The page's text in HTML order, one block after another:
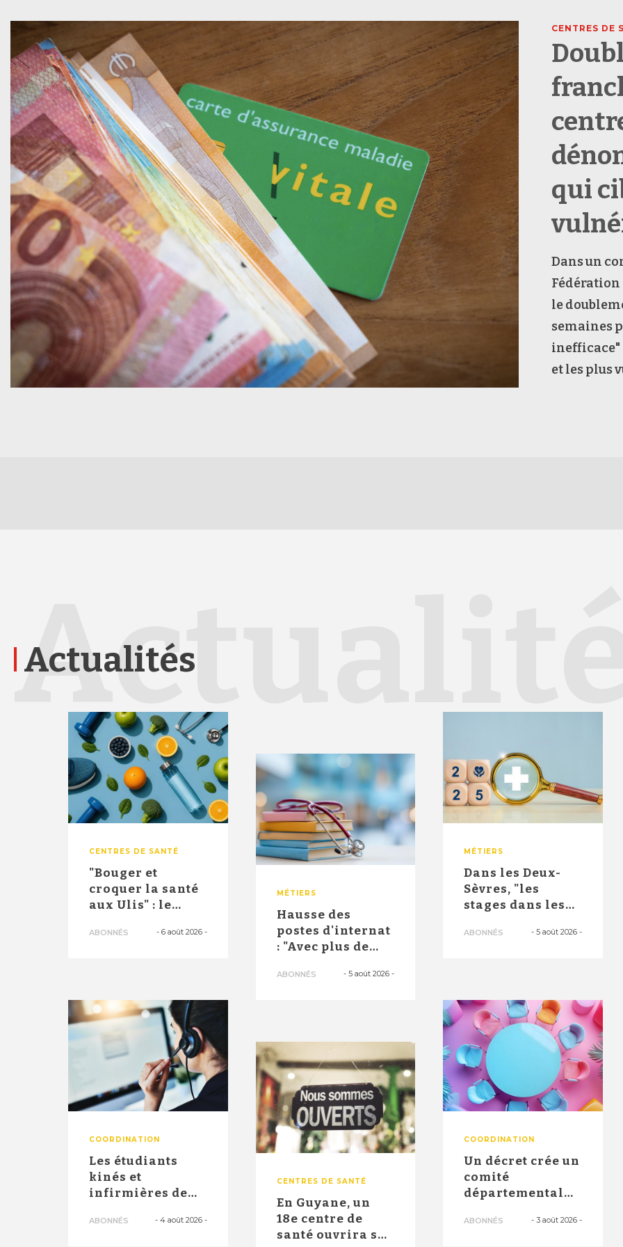
CENTRES DE
qui
Dans un
Fédération
le
semaines
inefficace"
et les plus
Actualités
CENTRES DE SANTÉ
"Bouger et
croquer la santé
aux Ulis" : le
innovant d'un
ABONNÉS - 6 août 2026-
MÉTIERS
Hausse des
postes d'internat
: "Avec plus de
2026, no...
ABONNÉS -5 août 2026 -
MÉTIERS
Dans les Deux-
Sèvres, "les
stages dans les
santé" ont
ABONNÉS - 5 août 2026-
COORDINATION
Les étudiants
kinés et
infirmières de
officiellement
ABONNÉS - 4 août 2026-
CENTRES DE SANTÉ
En Guyane, un
18e centre de
santé ouvrira ses
COORDINATION
Un décret crée un
comité
départemental
les besoins et ...
ABONNÉS - 3 août 2026-